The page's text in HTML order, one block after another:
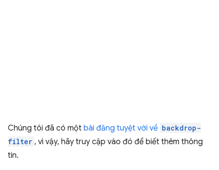
Chúng tôi đã có một bài đăng tuyệt vời về backdrop-
filter , vì vậy, hãy truy cập vào đó để biết thêm thông
tin.